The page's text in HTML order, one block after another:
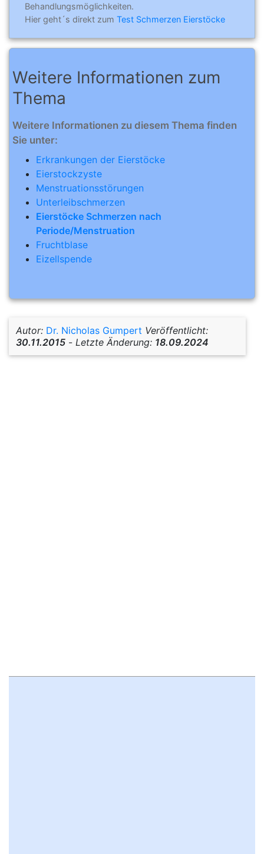
Behandlungsmöglichkeiten.
Hier geht´s direkt zum Test Schmerzen Eierstöcke
Weitere Informationen zum
Thema
Weitere Informationen zu diesem Thema finden
Sie unter:
Erkrankungen der Eierstöcke
Eierstockzyste
Menstruationsstörungen
Unterleibschmerzen
Eierstöcke Schmerzen nach
Periode/Menstruation
Fruchtblase
Eizellspende
Autor: Dr. Nicholas Gumpert Veröffentlicht:
30.11.2015 - Letzte Änderung: 18.09.2024